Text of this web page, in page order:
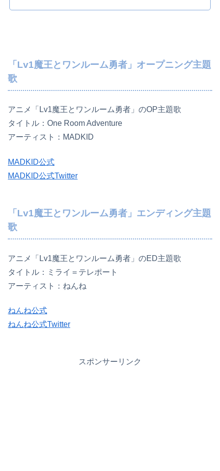
「Lv1魔王とワンルーム勇者」オープニング主題
歌
アニメ「Lv1魔王とワンルーム勇者」のOP主題歌
タイトル：One Room Adventure
アーティスト：MADKID
MADKID公式
MADKID公式Twitter
「Lv1魔王とワンルーム勇者」エンディング主題
歌
アニメ「Lv1魔王とワンルーム勇者」のED主題歌
タイトル：ミライ＝テレポート
アーティスト：ねんね
ねんね公式
ねんね公式Twitter
スポンサーリンク